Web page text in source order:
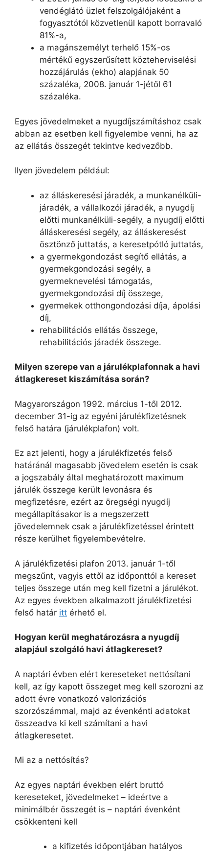
vendéglátó üzlet felszolgálójaként a
fogyasztótól közvetlenül kapott borravaló
81%-a,
a magánszemélyt terhelő 15%-os
mértékű egyszerűsített közteherviselési
hozzájárulás (ekho) alapjának 50
százaléka, 2008. január 1-jétől 61
százaléka.
Egyes jövedelmeket a nyugdíjszámításhoz csak
abban az esetben kell figyelembe venni, ha az
az ellátás összegét tekintve kedvezőbb.
Ilyen jövedelem például:
az álláskeresési járadék, a munkanélküli-
járadék, a vállalkozói járadék, a nyugdíj
előtti munkanélküli-segély, a nyugdíj előtti
álláskeresési segély, az álláskeresést
ösztönző juttatás, a keresetpótló juttatás,
a gyermekgondozást segítő ellátás, a
gyermekgondozási segély, a
gyermeknevelési támogatás,
gyermekgondozási díj összege,
gyermekek otthongondozási díja, ápolási
díj,
rehabilitációs ellátás összege,
rehabilitációs járadék összege.
Milyen szerepe van a járulékplafonnak a havi
átlagkereset kiszámítása során?
Magyarországon 1992. március 1-től 2012.
december 31-ig az egyéni járulékfizetésnek
felső határa (járulékplafon) volt.
Ez azt jelenti, hogy a járulékfizetés felső
határánál magasabb jövedelem esetén is csak
a jogszabály által meghatározott maximum
járulék összege került levonásra és
megfizetésre, ezért az öregségi nyugdíj
megállapításakor is a megszerzett
jövedelemnek csak a járulékfizetéssel érintett
része kerülhet figyelembevételre.
A járulékfizetési plafon 2013. január 1-től
megszűnt, vagyis ettől az időponttól a kereset
teljes összege után meg kell fizetni a járulékot.
Az egyes években alkalmazott járulékfizetési
felső határ itt érhető el.
Hogyan kerül meghatározásra a nyugdíj
alapjául szolgáló havi átlagkereset?
A naptári évben elért kereseteket nettósítani
kell, az így kapott összeget meg kell szorozni az
adott évre vonatkozó valorizációs
szorzószámmal, majd az évenkénti adatokat
összeadva ki kell számítani a havi
átlagkeresetet.
Mi az a nettósítás?
Az egyes naptári években elért bruttó
kereseteket, jövedelmeket – ideértve a
minimálbér összegét is – naptári évenként
csökkenteni kell
a kifizetés időpontjában hatályos